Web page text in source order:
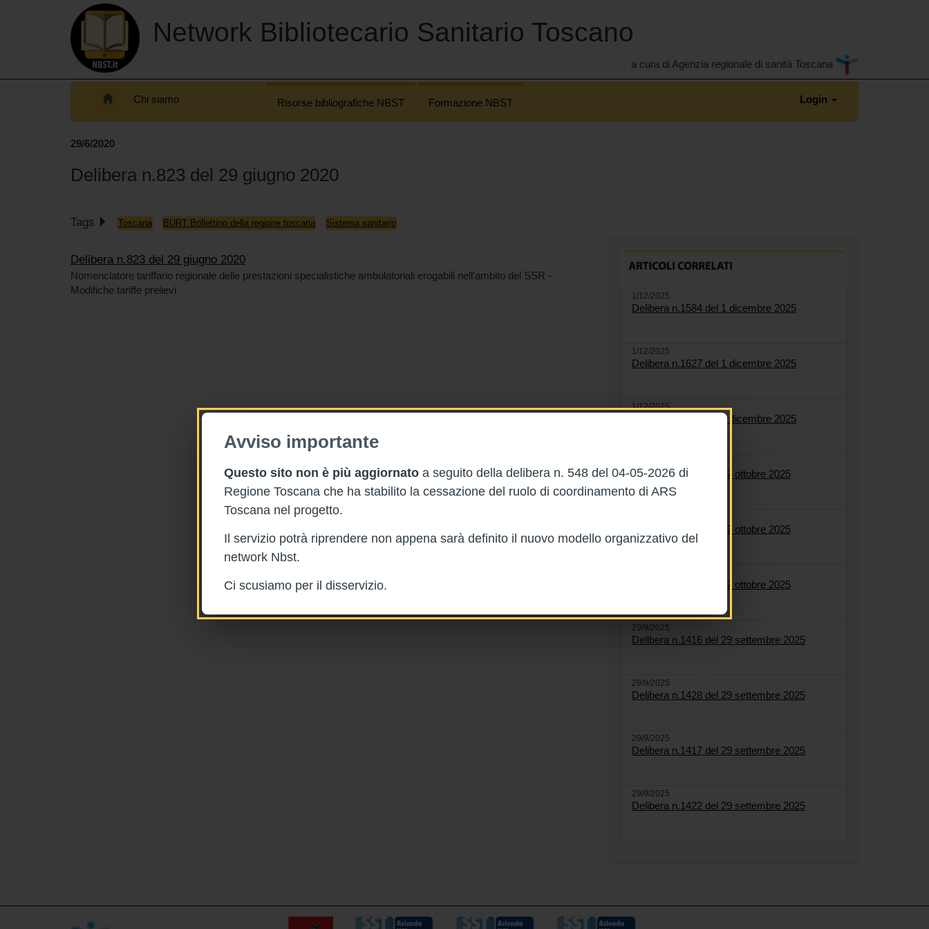
Avviso importante
Questo sito non è più aggiornato a seguito della delibera n. 548 del 04-05-2026 di
Regione Toscana che ha stabilito la cessazione del ruolo di coordinamento di ARS
Toscana nel progetto.
Il servizio potrà riprendere non appena sarà definito il nuovo modello organizzativo del
network Nbst.
Ci scusiamo per il disservizio.
Network Bibliotecario Sanitario Toscano
a cura di Agenzia regionale di sanità Toscana
Chi siamo Risorse bibliografiche NBST Formazione NBST Login
29/6/2020
Delibera n.823 del 29 giugno 2020
Tags Toscana BURT Bollettino della regione toscana Sistema sanitario
Delibera n.823 del 29 giugno 2020
Nomenclatore tariffario regionale delle prestazioni specialistiche ambulatoriali erogabili nell'ambito del SSR -
Modifiche tariffe prelievi
1/12/2025
Delibera n.1584 del 1 dicembre 2025
1/12/2025
Delibera n.1627 del 1 dicembre 2025
1/12/2025
Delibera n.1622 del 1 dicembre 2025
Delibera n.1561 del 27 ottobre 2025
Delibera n.1558 del 27 ottobre 2025
Delibera n.1564 del 27 ottobre 2025
29/9/2025
Delibera n.1416 del 29 settembre 2025
29/9/2025
Delibera n.1428 del 29 settembre 2025
29/9/2025
Delibera n.1417 del 29 settembre 2025
29/9/2025
Delibera n.1422 del 29 settembre 2025